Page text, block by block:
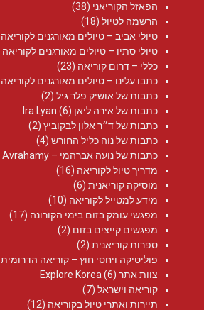
הפאזל הקוריאני (38)
הרשמה לטיול (18)
טיולי אביב – טיולים מאורגנים לקוריאה
טיולי סתיו – טיולים מאורגנים לקוריאה
כללי – דרום קוריאה (23)
כתבו עלינו – טיולים מאורגנים לקוריאה
כתבות של אושיק פלר גיל (2)
כתבות של אירה ליאן Ira Lyan (6)
כתבות של ד״ר אלון לבקוביץ (2)
כתבות של נוה כליל החורש (4)
כתבות של נועה אברהמי – Noa Avrahamy‏
מדריך טיול לקוריאה (16)
מוסיקה קוריאנית (6)
מידע למטייל לקוריאה (10)
מפגשי עומק בזום בימי הקורונה (17)
מפגשים קייצים בזום (2)
ספרות קוריאנית (2)
פוליטיקה ויחסי חוץ – קוריאה הדרומית
צוות אתר Explore Korea (6)
קוריאה וישראל (7)
תיירות ואתרי טיול בקוריאה (12)